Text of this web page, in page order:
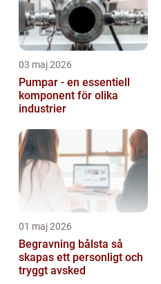
03 maj 2026
Pumpar - en essentiell
komponent för olika
industrier
01 maj 2026
Begravning bålsta så
skapas ett personligt och
tryggt avsked